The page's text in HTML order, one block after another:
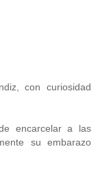
con curiosidad
encarcelar a las
su embarazo